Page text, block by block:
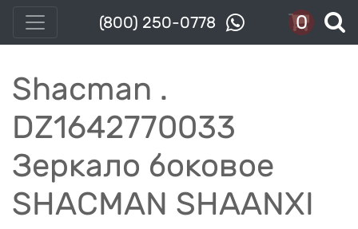
(800) 250-0778 0
Shacman .
DZ1642770033
Зеркало боковое
SHACMAN SHAANXI